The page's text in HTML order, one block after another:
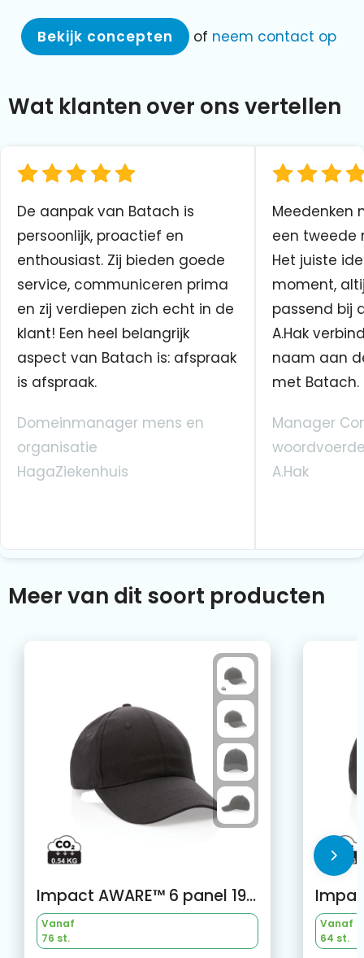
Bekijk concepten of neem contact op
Wat klanten over ons vertellen
De aanpak van Batach is
persoonlijk, proactief en
enthousiast. Zij bieden goede
service, communiceren prima
en zij verdiepen zich echt in de
klant! Een heel belangrijk
aspect van Batach is: afspraak
is afspraak.
Domeinmanager mens en
organisatie
HagaZiekenhuis
Meedenken
een tweede
Het juiste
moment,
passend bij
A.Hak
naam aan
met Batach.
Manager
A.Hak
Meer van dit soort producten
Impact AWARE™ 6 panel 190gr gerecycled katoenen cap
Vanaf
76 st.
Vanaf
64 st.